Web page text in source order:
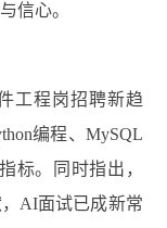
信心。
工程岗招聘新趋
编程、MySQL
标。同时指出，
AI面试已成新常